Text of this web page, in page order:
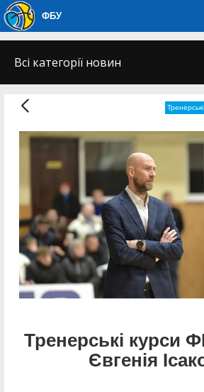
ФБУ
Всі категорії новин
Тренерські курси
Євгенія